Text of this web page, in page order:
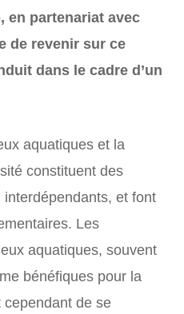
en partenariat avec
de revenir sur ce
dans le cadre d’un
aquatiques et la
constituent des
interdépendants, et font
Les
aquatiques, souvent
bénéfiques pour la
cependant de se